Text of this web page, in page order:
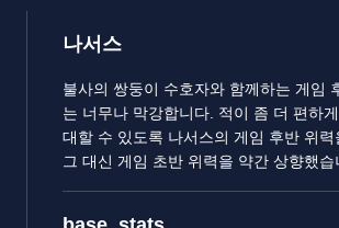
나서스
불사의 쌍둥이 수호자와 함께하는 게임
는 너무나 막강합니다. 적이 좀 더 편하
대할 수 있도록 나서스의 게임 후반 위력
그 대신 게임 초반 위력을 약간 상향했습